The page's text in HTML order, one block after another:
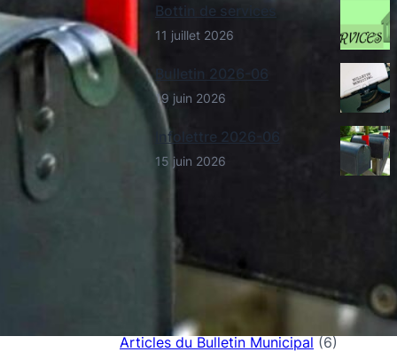
Bottin de services
11 juillet 2026
Bulletin 2026-06
19 juin 2026
Infolettre 2026-06
15 juin 2026
Annonces – Actualités(3)
Articles du Bulletin Municipal(6)